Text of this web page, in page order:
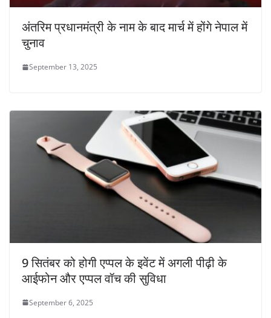
अंतरिम प्रधानमंत्री के नाम के बाद मार्च में होंगे नेपाल में
चुनाव
September 13, 2025
9 सितंबर को होगी एप्पल के इवेंट में अगली पीढ़ी के
आईफोन और एप्पल वॉच की सुविधा
September 6, 2025